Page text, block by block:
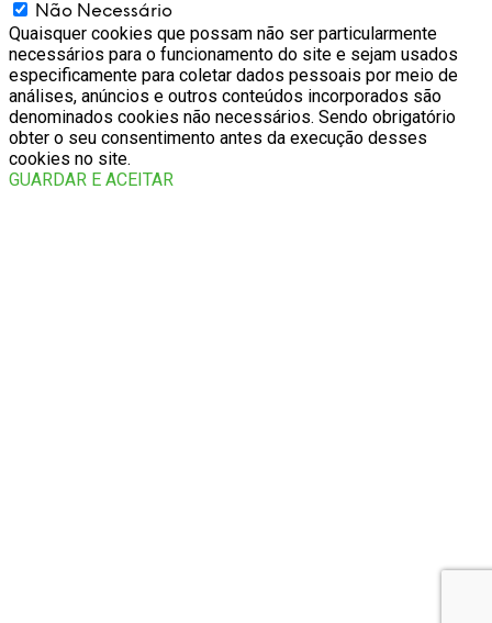
Não Necessário
Quaisquer cookies que possam não ser particularmente
necessários para o funcionamento do site e sejam usados
especificamente para coletar dados pessoais por meio de
análises, anúncios e outros conteúdos incorporados são
denominados cookies não necessários. Sendo obrigatório
obter o seu consentimento antes da execução desses
cookies no site.
GUARDAR E ACEITAR